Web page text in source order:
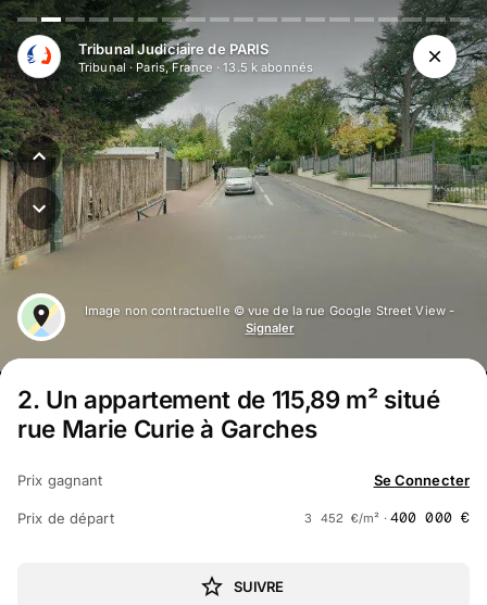
Aller au contenu principal
Tribunal Judiciaire de PARIS
Tribunal·Paris, France ·13.5 k abonnés
Image non contractuelle © vue de la rue Google Street View -
Signaler
2. Un appartement de 115,89 m² situé
rue Marie Curie à Garches
Prix gagnant Se Connecter
Prix de départ 3 452 €/m² · 400 000 €
SUIVRE